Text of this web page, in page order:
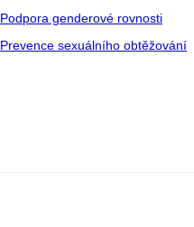
Podpora genderové rovnosti
Prevence sexuálního obtěžování